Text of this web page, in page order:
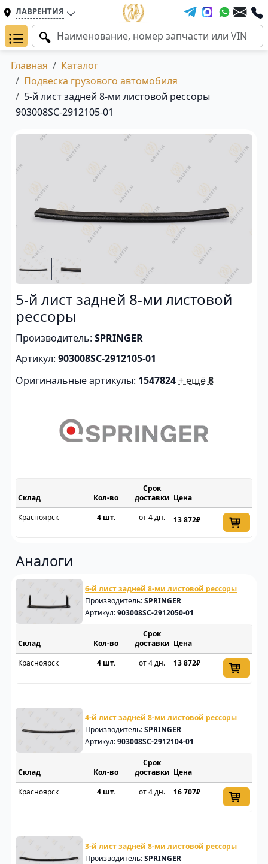
ЛАВРЕНТИЯ
Главная
Каталог
Подвеска грузового автомобиля
5-й лист задней 8-ми листовой рессоры
903008SC-2912105-01
5-й лист задней 8-ми листовой
рессоры
Производитель: SPRINGER
Артикул: 903008SC-2912105-01
Оригинальные артикулы: 1547824+ ещё8
Склад
Срок
доставки Цена
Красноярск
4 шт. от 4 дн. 13 872₽
Аналоги
6-й лист задней 8-ми листовой рессоры
Производитель:SPRINGER
Артикул:903008SC-2912050-01
Склад
Срок
доставки Цена
Красноярск
4 шт. от 4 дн. 13 872₽
4-й лист задней 8-ми листовой рессоры
Производитель:SPRINGER
Артикул:903008SC-2912104-01
Склад
Срок
доставки Цена
Красноярск
4 шт. от 4 дн. 16 707₽
3-й лист задней 8-ми листовой рессоры
Производитель:SPRINGER